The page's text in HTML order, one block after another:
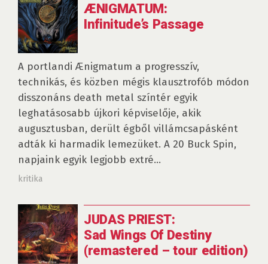
ÆNIGMATUM:
Infinitude’s Passage
A portlandi Ænigmatum a progresszív,
technikás, és közben mégis klausztrofób módon
disszonáns death metal színtér egyik
leghatásosabb újkori képviselője, akik
augusztusban, derült égből villámcsapásként
adták ki harmadik lemezüket. A 20 Buck Spin,
napjaink egyik legjobb extré...
kritika
JUDAS PRIEST:
Sad Wings Of Destiny
(remastered – tour edition)